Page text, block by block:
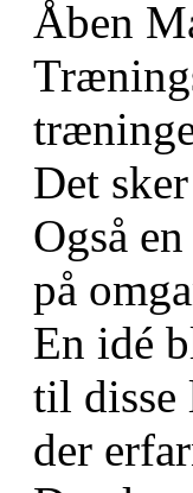
Åben
Det
Også
på
En idé
til disse
der